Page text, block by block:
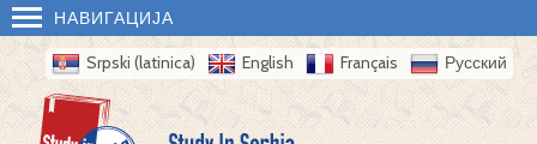
НАВИГАЦИЈА
Srpski (latinica) English Français Русский